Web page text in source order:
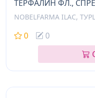
ТЕРФАЛИН ФЛ.,
NOBELFARMA ILAC,
0 0